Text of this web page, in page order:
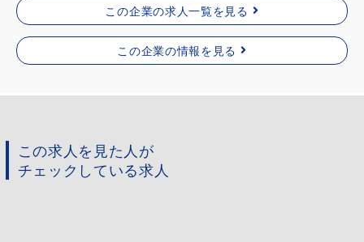
約社員
与：月給 203,700円～223,700円 基...
縄県西原町
詳細を見る
この企業の求人一覧を見る
この企業の情報を見る
この求人を見た人が
チェックしている求人